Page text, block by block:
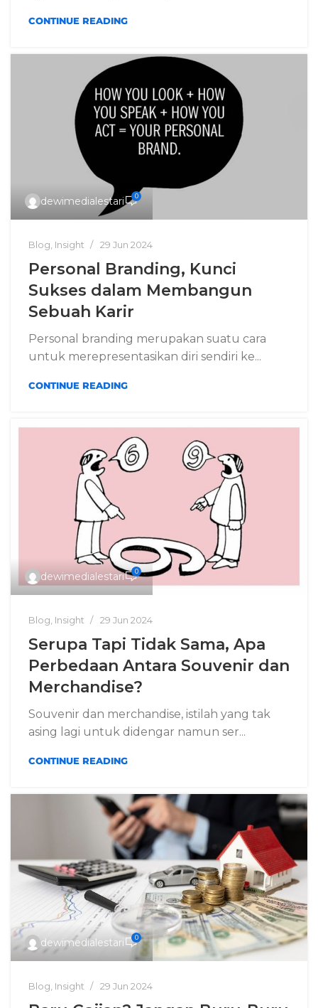
CONTINUE READING
dewimedialestari 0
Blog Insight 29 Jun 2024
Personal Branding, Kunci
Sukses dalam Membangun
Sebuah Karir
Personal branding merupakan suatu cara
untuk merepresentasikan diri sendiri ke...
CONTINUE READING
dewimedialestari 0
Blog Insight 29 Jun 2024
Serupa Tapi Tidak Sama, Apa
Perbedaan Antara Souvenir dan
Merchandise?
Souvenir dan merchandise, istilah yang tak
asing lagi untuk didengar namun ser...
CONTINUE READING
dewimedialestari 0
Blog Insight 29 Jun 2024